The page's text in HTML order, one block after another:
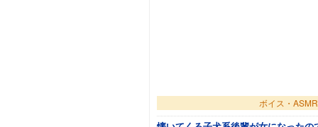
ボイス・ASMR